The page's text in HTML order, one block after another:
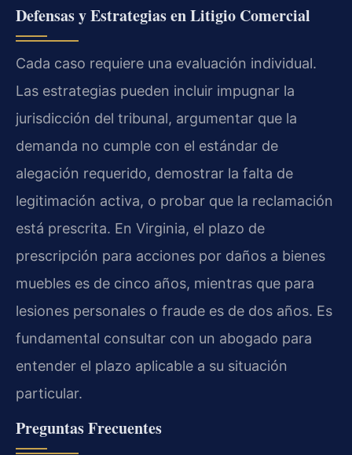
Defensas y Estrategias en Litigio Comercial
Cada caso requiere una evaluación individual.
Las estrategias pueden incluir impugnar la
jurisdicción del tribunal, argumentar que la
demanda no cumple con el estándar de
alegación requerido, demostrar la falta de
legitimación activa, o probar que la reclamación
está prescrita. En Virginia, el plazo de
prescripción para acciones por daños a bienes
muebles es de cinco años, mientras que para
lesiones personales o fraude es de dos años. Es
fundamental consultar con un abogado para
entender el plazo aplicable a su situación
particular.
Preguntas Frecuentes